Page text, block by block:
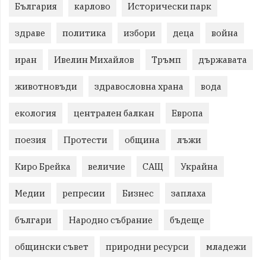
България карлово Исторически парк
здраве политика избори деца война
иран Ивелин Михайлов Тръмп държавата
животновъди здравословна храна вода
екология централен балкан Европа
поезия Протести община лъжи
Киро Брейка величие САЩ Украйна
Медии репресии Бизнес заплаха
българи Народно събрание бъдеще
общински съвет природни ресурси младежи